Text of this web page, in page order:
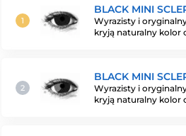
BLACK MINI
Wyrazisty i
kryją naturalny kolor
BLACK MINI
Wyrazisty i
kryją naturalny kolor